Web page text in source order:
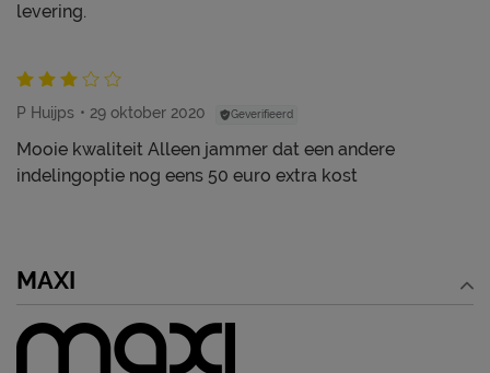
levering.
P Huijps 29 oktober 2020 Geverifieerd
Mooie kwaliteit Alleen jammer dat een andere
indelingoptie nog eens 50 euro extra kost
MAXI